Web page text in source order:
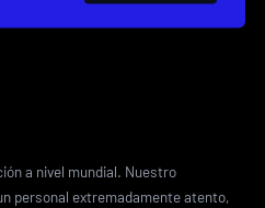
a nivel mundial. Nuestro
personal extremadamente atento,